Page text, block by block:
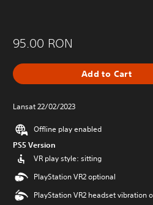
95.00 RON
Add to Cart
Lansat 22/02/2023
Offline play enabled
PS5 Version
VR play style: sitting
PlayStation VR2 optional
PlayStation VR2 headset vibration